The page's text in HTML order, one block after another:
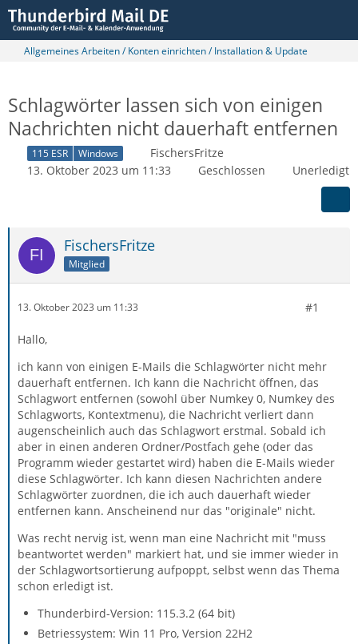
Allgemeines Arbeiten / Konten einrichten / Installation & Update
Schlagwörter lassen sich von einigen
Nachrichten nicht dauerhaft entfernen
115 ESR Windows
FischersFritze
13. Oktober 2023 um 11:33
Geschlossen Unerledigt
FischersFritze
Mitglied
13. Oktober 2023 um 11:33 #1
Hallo,
ich kann von einigen E-Mails die Schlagwörter nicht mehr
dauerhaft entfernen. Ich kann die Nachricht öffnen, das
Schlagwort entfernen (sowohl über Numkey 0, Numkey des
Schlagworts, Kontextmenu), die Nachricht verliert dann
augenscheinlich auch das Schlagwort erstmal. Sobald ich
aber in einen anderen Ordner/Postfach gehe (oder das
Programm wieder gestartet wird) haben die E-Mails wieder
diese Schlagwörter. Ich kann diesen Nachrichten andere
Schlagwörter zuordnen, die ich auch dauerhaft wieder
entfernen kann. Anscheinend nur das "originale" nicht.
Was recht nervig ist, wenn man eine Nachricht mit "muss
beantwortet werden" markiert hat, und sie immer wieder in
der Schlagwortsortierung aufpoppt, selbst wenn das Thema
schon erledigt ist.
Thunderbird-Version: 115.3.2 (64 bit)
Betriessystem: Win 11 Pro, Version 22H2